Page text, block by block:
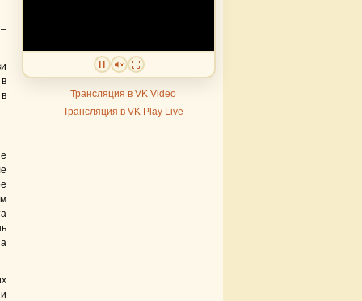
Трансляция в VK Video
Трансляция в VK Play Live